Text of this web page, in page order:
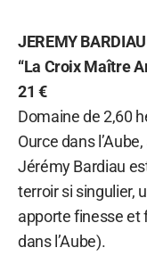
JEREMY
“La Croix Maître
21 €
Domaine de 2,60
Ource dans
Jérémy Bardiau
terroir si singulier,
apporte finesse et
dans l’Aube).